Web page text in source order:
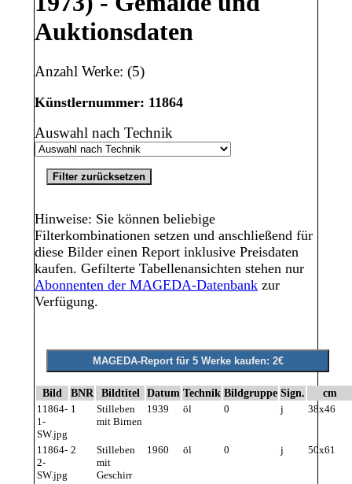
Auktionsdaten
Anzahl Werke: (5)
Künstlernummer: 11864
Auswahl nach Technik
Hinweise: Sie können beliebige
Filterkombinationen setzen und anschließend für
diese Bilder einen Report inklusive Preisdaten
kaufen. Gefilterte Tabellenansichten stehen nur
Abonnenten der MAGEDA-Datenbank zur
Verfügung.
Bild BNR Bildtitel Datum Technik Bildgruppe Sign. cm
11864-
1-
SW.jpg
1
Stilleben
mit Birnen
1939 öl 0 j 38x46
11864-
2-
SW.jpg
2
Stilleben
mit
Geschirr
1960 öl 0 j 50x61